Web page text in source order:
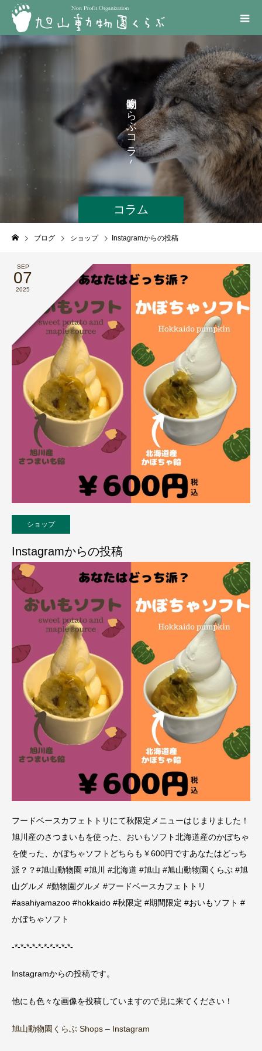
コラム
く
ら
ぶ
コ
ラ
ム
ブログ ショップ Instagramからの投稿
SEP
07
2025
ショップ
Instagramからの投稿
フードベースカフェトトリにて秋限定メニューはじまりました！
旭川産のさつまいもを使った、おいもソフト北海道産のかぼちゃ
を使った、かぼちゃソフトどちらも￥600円ですあなたはどっち
派？？️#旭山動物園 #旭川 #北海道 #旭山 #旭山動物園くらぶ #旭
山グルメ #動物園グルメ #フードベースカフェトトリ
#asahiyamazoo #hokkaido #秋限定 #期間限定 #おいもソフト #
かぼちゃソフト
-*-*-*-*-*-*-*-*-*-*-
Instagramからの投稿です。
他にも色々な画像を投稿していますので見に来てください！
旭山動物園くらぶ Shops – Instagram